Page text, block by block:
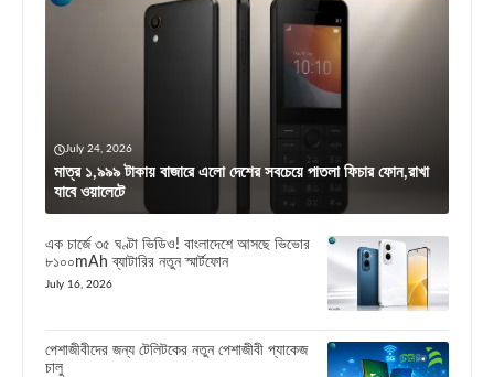
July 24, 2026
মাত্র ১,৯৯৯ টাকায় বাজারে এলো দেশের সবচেয়ে পাতলা ফিচার ফোন,রাখা
যাবে ওয়ালেটে
এক চার্জে ৩৫ ঘণ্টা ভিডিও! বাংলাদেশে আসছে ভিভোর
৮১০০mAh ব্যাটারির নতুন স্মার্টফোন
July 16, 2026
পেশাজীবীদের জন্য টেলিটকের নতুন পেশাজীবী প্যাকেজ
চালু